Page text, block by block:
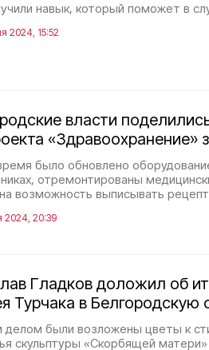
навык, который поможет в
2024, 15:52
власти
«Здравоохранение»
было обновлено
отремонтированы
возможность выписывать
2024, 20:39
Гладков доложил об
Турчака в Белгородскую
были возложены цветы к
скульптуры «Скорбящей